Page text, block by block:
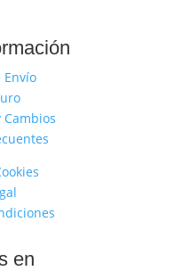
Envío
Cambios
en